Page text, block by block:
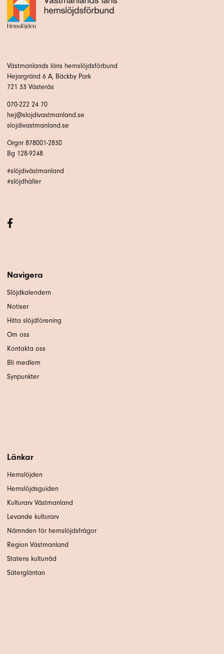
Västmanlands läns hemslöjdsförbund
Hejargränd 6 A, Bäckby Park
721 33 Västerås
070-222 24 70
hej@slojdivastmanland.se
slojdivastmanland.se
Orgnr 878001-2830
Bg 128-9248
#slöjdivästmanland
#slöjdhåller
Navigera
Slöjdkalendern
Notiser
Hitta slöjdförening
Om oss
Kontakta oss
Bli medlem
Synpunkter
Länkar
Hemslöjden
Hemslöjdsguiden
Kulturarv Västmanland
Levande kulturarv
Nämnden för hemslöjdsfrågor
Region Västmanland
Statens kulturråd
Sätergläntan